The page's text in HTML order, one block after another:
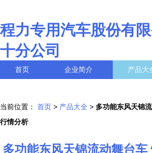
程力专用汽车股份有
十分公司
首页 企业简介 产品大
当前位置： 首页 > 产品大全 > 多功能东风天锦
行情分析
多功能东风天锦流动舞台车